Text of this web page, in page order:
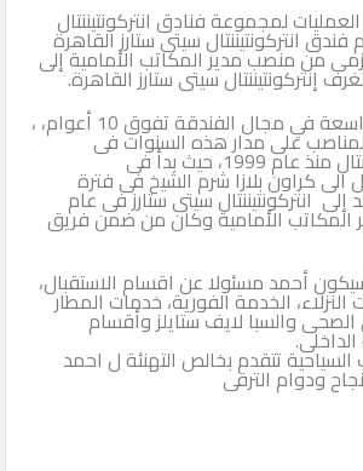
لمجموعة فنادق انتركونتيننتال
فندق انتركونتيننتال سيتى ستارز القاهرة
من منصب مدير المكاتب الأمامية إلى
إنتركونتيننتال سيتى ستارز القاهرة.
يتمتع أحمد بخبرة واسعة في مجال الفندقة تفوق 10 أعوام، ،
على مدار هذه السنوات فى
مجموعة إنتركونتيننتال منذ عام 1999، حيث بدأ فى
كراون بلازا شرم الشيخ فى فترة
إلى انتركونتيننتال سيتى ستارز فى عام
المكاتب الأمامية وكان من ضمن فريق
أحمد مسئولا عن اقسام الاستقبال،
النزلاء، الخدمة الفورية، خدمات المطار
الصحى والسبا لايف ستايلز وأقسام
تتقدم بخالص التهنئة ل احمد
ودوام الترقى